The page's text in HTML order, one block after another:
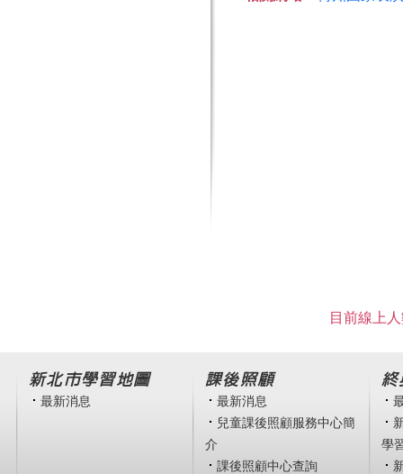
目前線上
新北市學習地圖
最新消息
課後照顧
最新消息
兒童課後照顧服務中心簡
介
課後照顧中心查詢
終
學